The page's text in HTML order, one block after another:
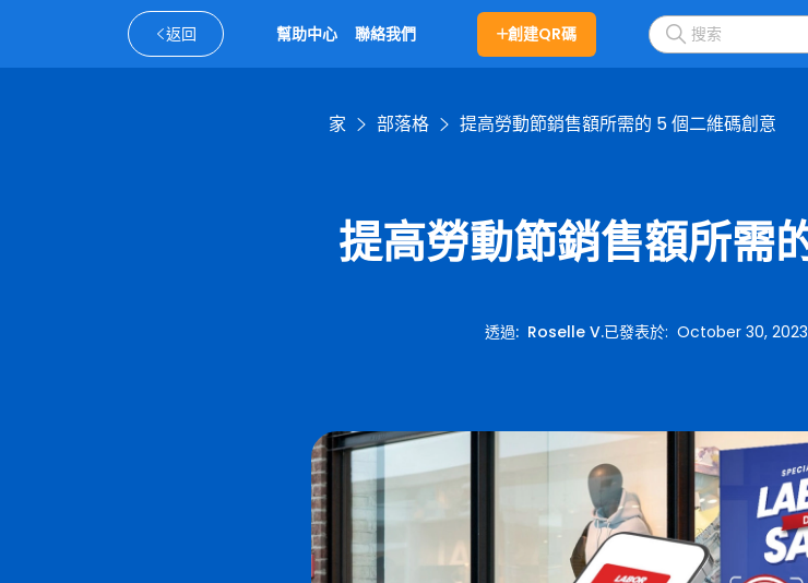
返回 幫助中心 聯絡我們 創建QR碼
家 部落格 提高勞動節銷售額所需的 5 個二維碼創意
提高勞動節銷售額所需
透過: Roselle V.已發表於:October 30, 2023